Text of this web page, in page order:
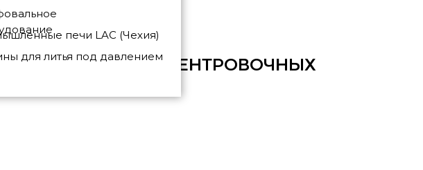
печи LAC (Чехия)
для литья под давлением
ШЛИФОВАНИЯ ЦЕНТРОВОЧНЫХ